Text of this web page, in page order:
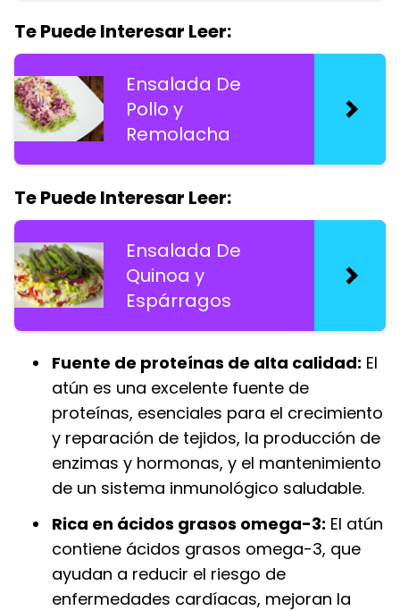
Te Puede Interesar Leer:
Ensalada De
Pollo y
Remolacha
Te Puede Interesar Leer:
Ensalada De
Quinoa y
Espárragos
Fuente de proteínas de alta calidad: El
atún es una excelente fuente de
proteínas, esenciales para el crecimiento
y reparación de tejidos, la producción de
enzimas y hormonas, y el mantenimiento
de un sistema inmunológico saludable.
Rica en ácidos grasos omega-3: El atún
contiene ácidos grasos omega-3, que
ayudan a reducir el riesgo de
enfermedades cardíacas, mejoran la